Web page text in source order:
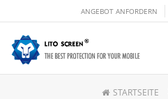
ANGEBOT ANFORDERN
STARTSEITE